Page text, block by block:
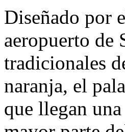
Diseñado por
aeropuerto de
tradicionales
naranja, el
que llegan